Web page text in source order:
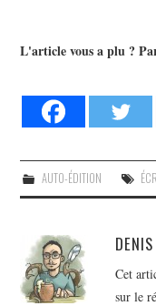
L'article vous a plu ?
AUTO-ÉDITION
Cet
sur le